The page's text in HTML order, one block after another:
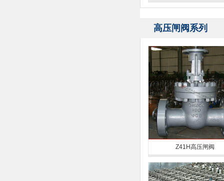
高压闸阀系列
Z41H高压闸阀